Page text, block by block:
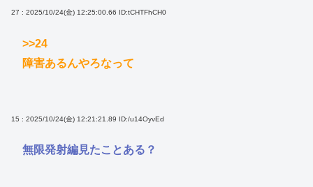
27 : 2025/10/24(金) 12:25:00.66 ID:tCHTFhCH0
>>24
障害あるんやろなって
15 : 2025/10/24(金) 12:21:21.89 ID:/u14OyvEd
無限発射編見たことある？